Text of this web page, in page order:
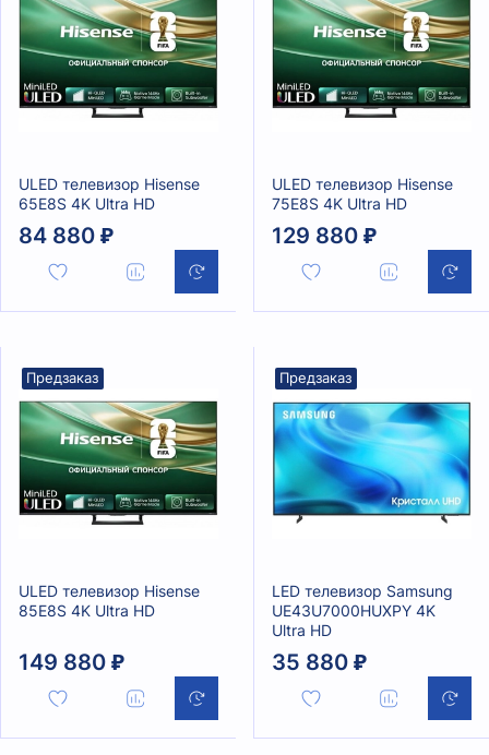
ULED телевизор Hisense
65E8S 4K Ultra HD
84 880 ₽
ULED телевизор Hisense
75E8S 4K Ultra HD
129 880 ₽
Предзаказ
ULED телевизор Hisense
85E8S 4K Ultra HD
149 880 ₽
Предзаказ
LED телевизор Samsung
UE43U7000HUXPY 4K
Ultra HD
35 880 ₽